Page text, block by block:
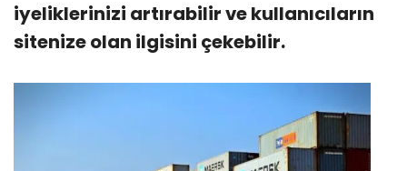
iyeliklerinizi artırabilir ve kullanıcıların
sitenize olan ilgisini çekebilir.